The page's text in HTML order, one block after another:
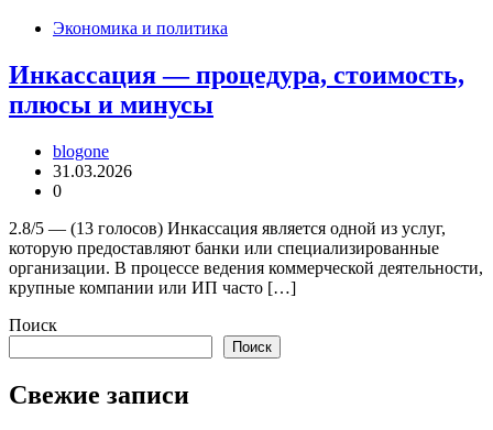
Экономика и политика
Инкассация — процедура, стоимость,
плюсы и минусы
blogone
31.03.2026
0
2.8/5 — (13 голосов) Инкассация является одной из услуг,
которую предоставляют банки или специализированные
организации. В процессе ведения коммерческой деятельности,
крупные компании или ИП часто […]
Поиск
Поиск
Свежие записи